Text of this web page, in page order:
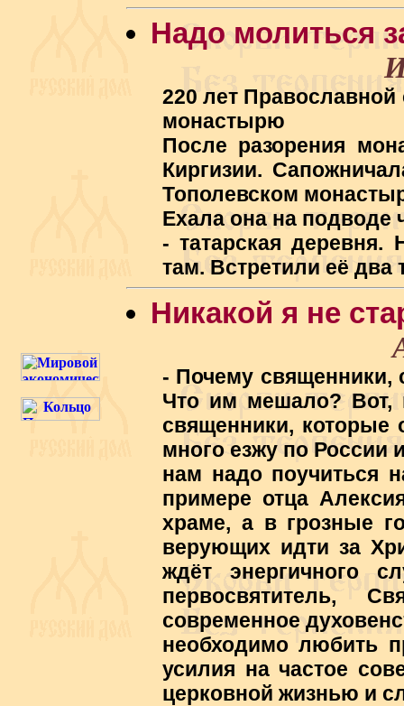
Надо молиться
220 лет
монастырю
После разорения
Киргизии.
Тополевском
Ехала она на подводе
- татарская деревня.
там. Встретили её два
Никакой я не
- Почему
Что им мешало? Вот,
священники, которые
много езжу по России
нам надо поучиться
примере отца
храме, а в грозные
верующих идти за
ждёт энергичного
первосвятитель,
современное
необходимо любить
усилия на частое
церковной жизнью и